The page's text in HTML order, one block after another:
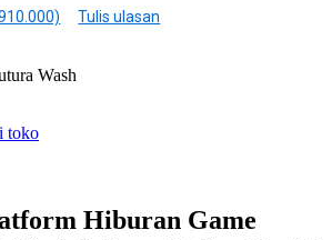
Tulis ulasan
Wash
toko
Hiburan Game